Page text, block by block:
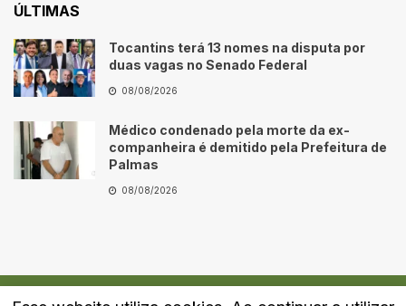
ÚLTIMAS
Tocantins terá 13 nomes na disputa por
duas vagas no Senado Federal
08/08/2026
Médico condenado pela morte da ex-
companheira é demitido pela Prefeitura de
Palmas
08/08/2026